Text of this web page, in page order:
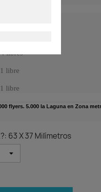
libres
libres
libre
libre
flyers. 5.000 la Laguna en Zona
63 X 37 Milímetros